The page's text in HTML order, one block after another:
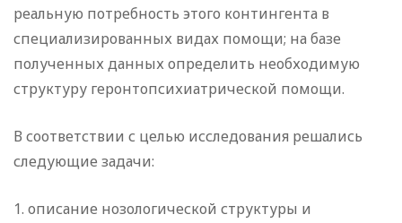
реальную потребность этого контингента в
специализированных видах помощи; на базе
полученных данных определить необходимую
структуру геронтопсихиатрической помощи.
В соответствии с целью исследования решались
следующие задачи:
1. описание нозологической структуры и